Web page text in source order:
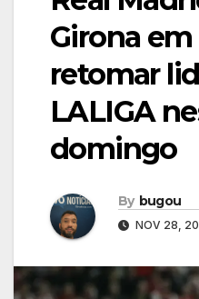
Girona
retomar
LALIGA
domingo
By bugou
NOV 28,